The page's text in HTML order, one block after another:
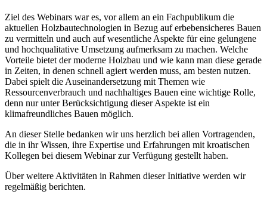
Ziel des Webinars war es, vor allem an ein Fachpublikum die
aktuellen Holzbautechnologien in Bezug auf erbebensicheres Bauen
zu vermitteln und auch auf wesentliche Aspekte für eine gelungene
und hochqualitative Umsetzung aufmerksam zu machen. Welche
Vorteile bietet der moderne Holzbau und wie kann man diese gerade
in Zeiten, in denen schnell agiert werden muss, am besten nutzen.
Dabei spielt die Auseinandersetzung mit Themen wie
Ressourcenverbrauch und nachhaltiges Bauen eine wichtige Rolle,
denn nur unter Berücksichtigung dieser Aspekte ist ein
klimafreundliches Bauen möglich.
An dieser Stelle bedanken wir uns herzlich bei allen Vortragenden,
die in ihr Wissen, ihre Expertise und Erfahrungen mit kroatischen
Kollegen bei diesem Webinar zur Verfügung gestellt haben.
Über weitere Aktivitäten in Rahmen dieser Initiative werden wir
regelmäßig berichten.